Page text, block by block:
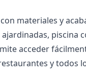
materiales y
piscina
acceder
y todos